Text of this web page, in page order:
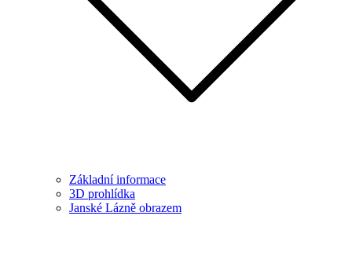
Základní informace
3D prohlídka
Janské Lázně obrazem